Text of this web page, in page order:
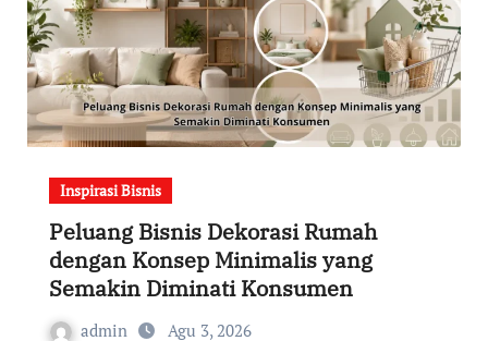
Inspirasi Bisnis
Peluang Bisnis Dekorasi Rumah
dengan Konsep Minimalis yang
Semakin Diminati Konsumen
admin Agu 3, 2026